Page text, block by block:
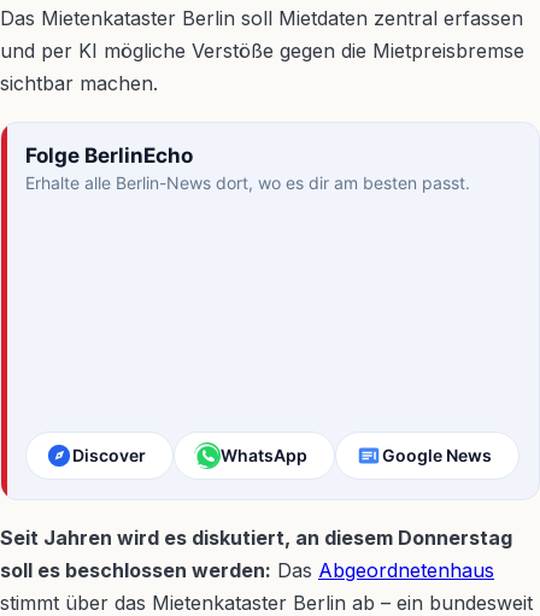
Das Mietenkataster Berlin soll Mietdaten zentral erfassen
und per KI mögliche Verstöße gegen die Mietpreisbremse
sichtbar machen.
Folge BerlinEcho
Erhalte alle Berlin-News dort, wo es dir am besten passt.
Discover WhatsApp Google News
Seit Jahren wird es diskutiert, an diesem Donnerstag
soll es beschlossen werden: Das Abgeordnetenhaus
stimmt über das Mietenkataster Berlin ab – ein bundesweit